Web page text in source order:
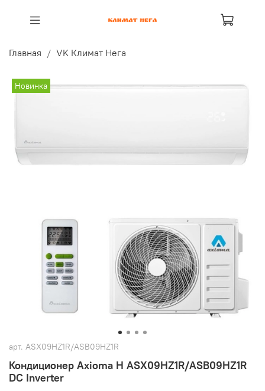
Главная VK Климат Нега
Новинка
арт. ASX09HZ1R/ASB09HZ1R
Кондиционер Axioma H ASX09HZ1R/ASB09HZ1R
DC Inverter